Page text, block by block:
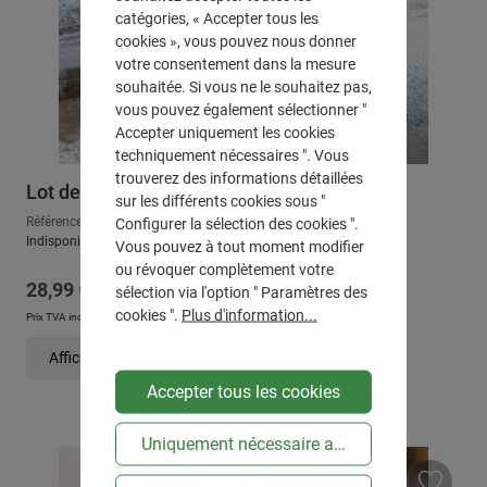
Lot de 3 corbeilles à plantes "rotin"
Référence : 588007
Indisponible pour le moment, m'avertir par e-mail
Prix régulier :
28,99 €
Prix TVA incluse, en sus Frais d'expédition
Afficher les détails
catégories, « Accepter tous les
cookies », vous pouvez nous donner
votre consentement dans la mesure
souhaitée. Si vous ne le souhaitez pas,
vous pouvez également sélectionner "
Accepter uniquement les cookies
techniquement nécessaires ". Vous
trouverez des informations détaillées
sur les différents cookies sous "
Configurer la sélection des cookies ".
Vous pouvez à tout moment modifier
ou révoquer complètement votre
sélection via l'option " Paramètres des
cookies ". Plus d'information...
Accepter tous les cookies
Uniquement nécessaire au niveau technique